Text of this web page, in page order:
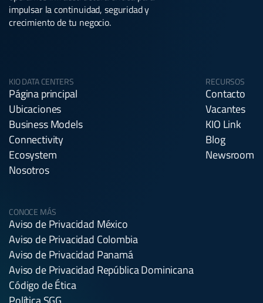
impulsar la continuidad, seguridad y
crecimiento de tu negocio.
KIO DATA CENTERS
Página principal
Ubicaciones
Business Models
Connectivity
Ecosystem
Nosotros
RECURSOS
Contacto
Vacantes
KIO Link
Blog
Newsroom
CONOCE MÁS
Aviso de Privacidad México
Aviso de Privacidad Colombia
Aviso de Privacidad Panamá
Aviso de Privacidad República Dominicana
Código de Ética